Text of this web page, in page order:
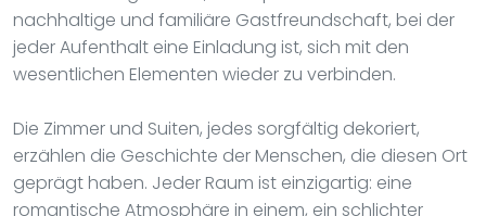
nachhaltige und familiäre Gastfreundschaft, bei der
jeder Aufenthalt eine Einladung ist, sich mit den
wesentlichen Elementen wieder zu verbinden.
Die Zimmer und Suiten, jedes sorgfältig dekoriert,
erzählen die Geschichte der Menschen, die diesen Ort
geprägt haben. Jeder Raum ist einzigartig: eine
romantische Atmosphäre in einem, ein schlichter